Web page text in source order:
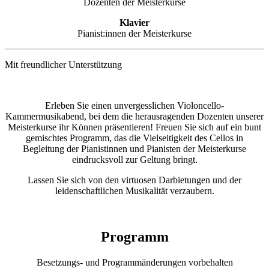
Klavier
Pianist:innen der Meisterkurse
Mit freundlicher Unterstützung
Erleben Sie einen unvergesslichen Violoncello-
Kammermusikabend, bei dem die herausragenden Dozenten unserer
Meisterkurse ihr Können präsentieren! Freuen Sie sich auf ein bunt
gemischtes Programm, das die Vielseitigkeit des Cellos in
Begleitung der Pianistinnen und Pianisten der Meisterkurse
eindrucksvoll zur Geltung bringt.
Lassen Sie sich von den virtuosen Darbietungen und der
leidenschaftlichen Musikalität verzaubern.
Programm
Besetzungs- und Programmänderungen vorbehalten